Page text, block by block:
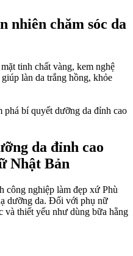
nhiên chăm sóc da
tinh chất vàng, kem nghệ
làn da trắng hồng, khỏe
da đỉnh cao
Nhật Bản
công nghiệp làm đẹp xứ Phù
dưỡng da. Đối với phụ nữ
và thiết yếu như dùng bữa hằng